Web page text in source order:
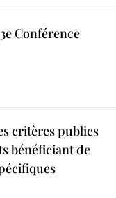
Conférence
critères publics
bénéficiant de